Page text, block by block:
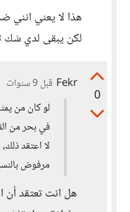
هذا لا يعني انني
لكن يبقى لدي شك
0
Fekr قبل 9 سنوات
لو كان من
في بحر من
لا اعتقد
مرفوض
هل انت تعتقد أن